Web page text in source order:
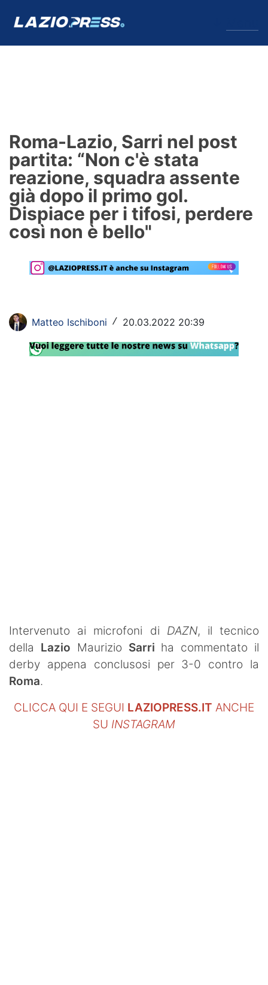
Formello
Infortuni
Primavera
Calciomercato
Lazio Women
Social
Calcio
Roma-Lazio, Sarri nel post
partita: “Non c'è stata
reazione, squadra assente
già dopo il primo gol.
Dispiace per i tifosi, perdere
così non è bello"
Matteo Ischiboni / 20.03.2022 20:39
Intervenuto ai microfoni di DAZN, il tecnico
della Lazio Maurizio Sarri ha commentato il
derby appena conclusosi per 3-0 contro la
Roma.
CLICCA QUI E SEGUI LAZIOPRESS.IT ANCHE
SU INSTAGRAM